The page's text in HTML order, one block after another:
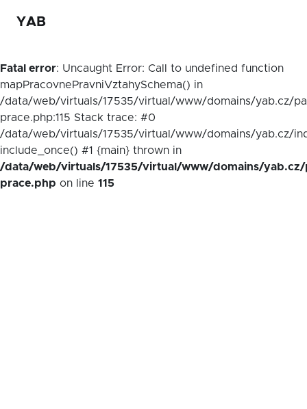
YAB
Fatal error: Uncaught Error: Call to undefined function
mapPracovnePravniVztahySchema() in
/data/web/virtuals/17535/virtual/www/domains/yab.cz/
prace.php:115 Stack trace: #0
/data/web/virtuals/17535/virtual/www/domains/yab.cz/
include_once() #1 {main} thrown in
/data/web/virtuals/17535/virtual/www/domains/yab.cz/
prace.php on line 115